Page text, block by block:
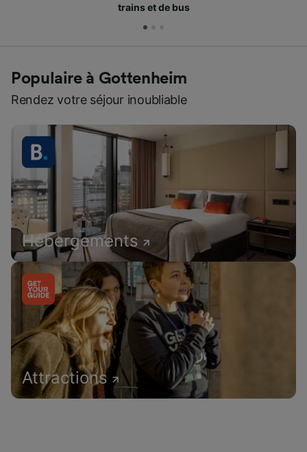
trains et de bus
Populaire à Gottenheim
Rendez votre séjour inoubliable
Hébergements
Attractions